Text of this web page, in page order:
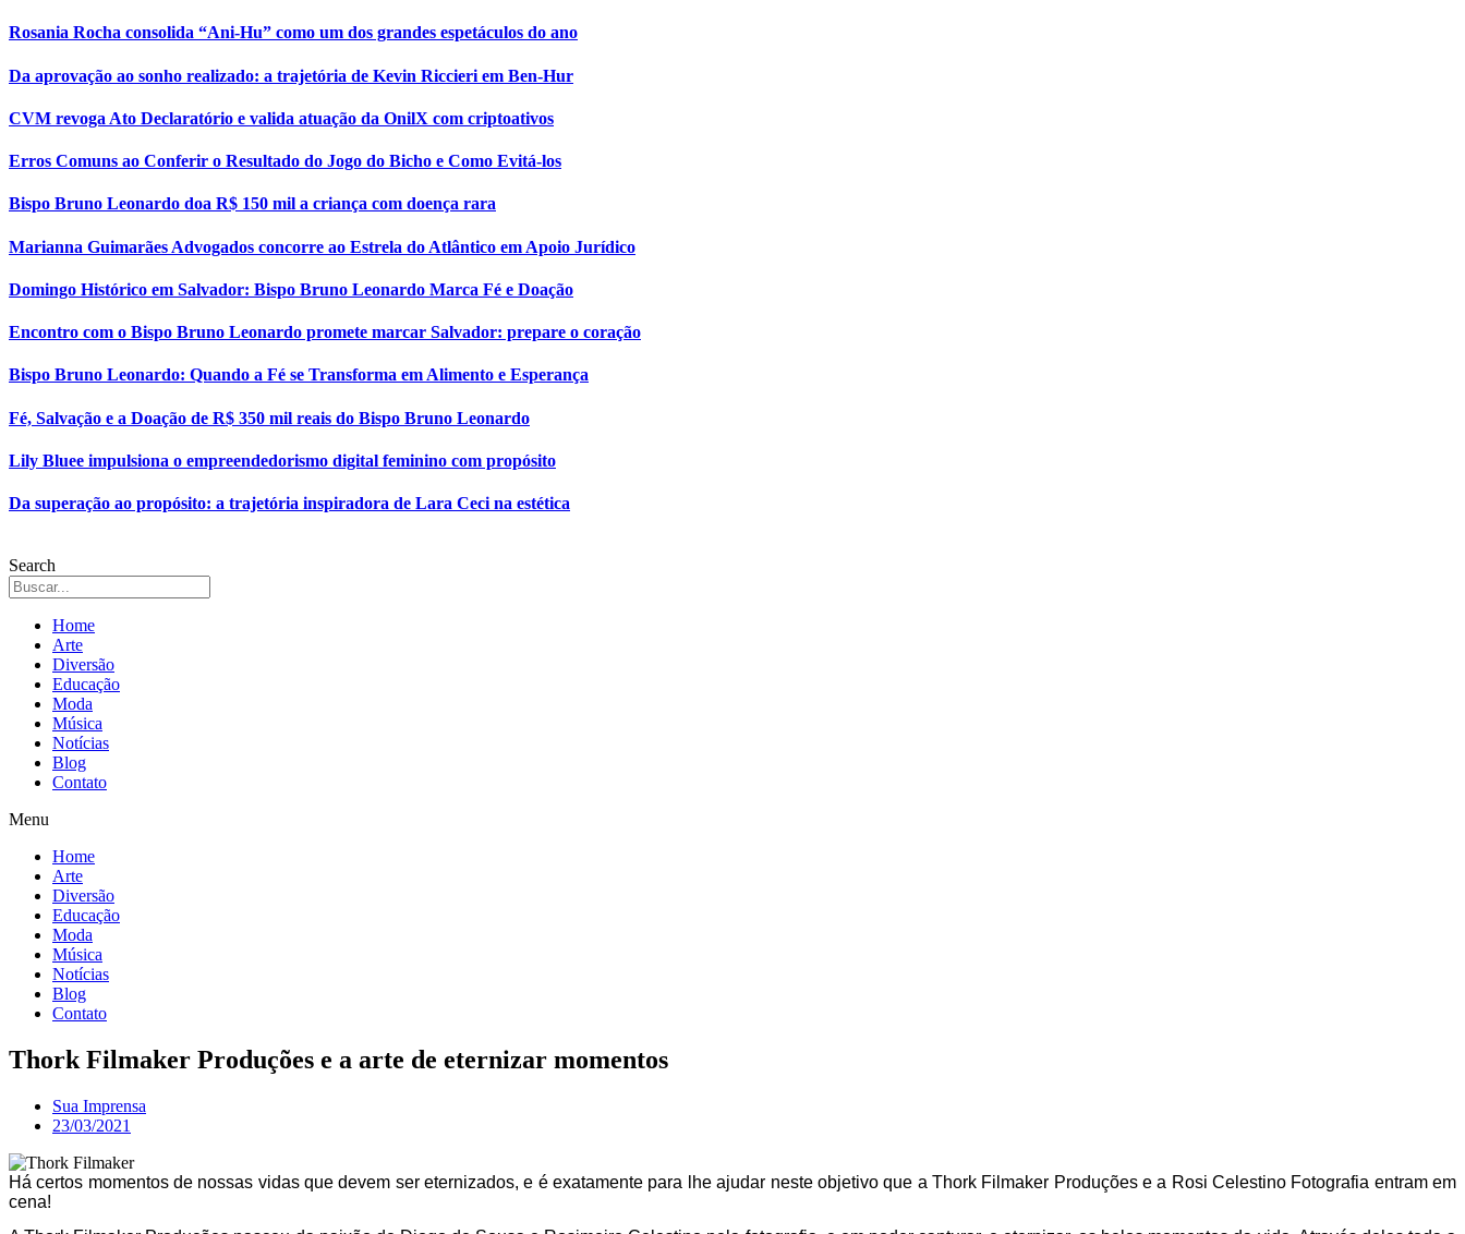
Rosania Rocha consolida “Ani-Hu” como um dos grandes espetáculos do ano
Da aprovação ao sonho realizado: a trajetória de Kevin Riccieri em Ben-Hur
CVM revoga Ato Declaratório e valida atuação da OnilX com criptoativos
Erros Comuns ao Conferir o Resultado do Jogo do Bicho e Como Evitá-los
Bispo Bruno Leonardo doa R$ 150 mil a criança com doença rara
Marianna Guimarães Advogados concorre ao Estrela do Atlântico em Apoio Jurídico
Domingo Histórico em Salvador: Bispo Bruno Leonardo Marca Fé e Doação
Encontro com o Bispo Bruno Leonardo promete marcar Salvador: prepare o coração
Bispo Bruno Leonardo: Quando a Fé se Transforma em Alimento e Esperança
Fé, Salvação e a Doação de R$ 350 mil reais do Bispo Bruno Leonardo
Lily Bluee impulsiona o empreendedorismo digital feminino com propósito
Da superação ao propósito: a trajetória inspiradora de Lara Ceci na estética
Search
Home
Arte
Diversão
Educação
Moda
Música
Notícias
Blog
Contato
Menu
Home
Arte
Diversão
Educação
Moda
Música
Notícias
Blog
Contato
Thork Filmaker Produções e a arte de eternizar momentos
Sua Imprensa
23/03/2021
Há certos momentos de nossas vidas que devem ser eternizados, e é exatamente para lhe ajudar neste objetivo que a Thork Filmaker Produções e a Rosi Celestino Fotografia entram em
cena!